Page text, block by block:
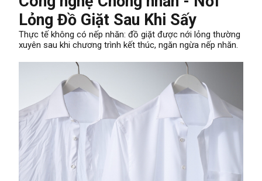
Lỏng Đồ Giặt Sau Khi Sấy
Thực tế không có nếp nhăn: đồ giặt được nới lỏng thường
xuyên sau khi chương trình kết thúc, ngăn ngừa nếp nhăn.